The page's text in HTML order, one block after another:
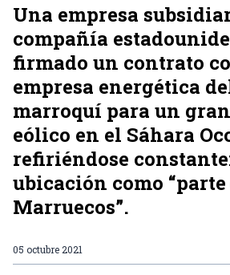
Una empresa
compañía
firmado un contrato
empresa energética
marroquí para un
eólico en el Sáhara
refiriéndose
ubicación como “parte
Marruecos”.
05 octubre 2021